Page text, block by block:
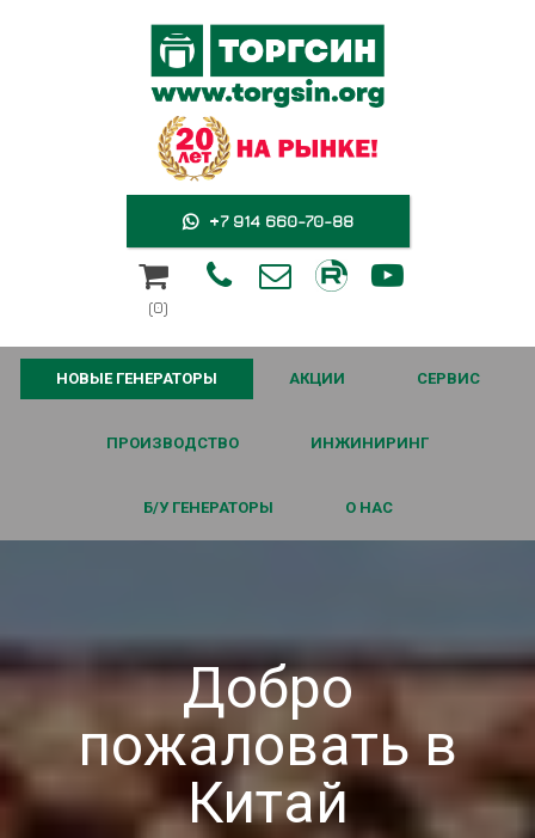
 +7 914 660-70-88

(0)
  
НОВЫЕ ГЕНЕРАТОРЫ АКЦИИ СЕРВИС
ПРОИЗВОДСТВО ИНЖИНИРИНГ
Б/У ГЕНЕРАТОРЫ О НАС
Добро
пожаловать в
Китай